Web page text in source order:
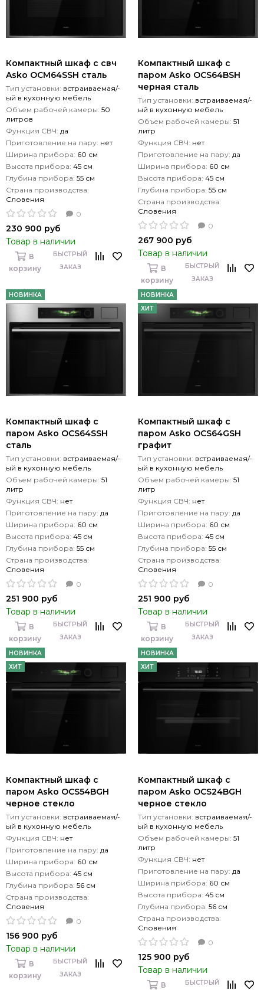
Компактный шкаф с свч
Asko OCM64SSH сталь
Тип установки: встраиваемая/-
ый в кухонную мебель
Объем рабочей камеры: 50
литров
Функция СВЧ: да
Приготовление на пару: нет
Ширина прибора: 60 см
Высота прибора: 45 см
Глубина прибора: 55 см
Страна производства:
Словения
0
230 900 руб
Товар в наличии
В
корзину
БЫСТРЫЙ
ЗАКАЗ
Компактный шкаф с
паром Asko OCS64BSH
черная сталь
Тип установки: встраиваемая/-
ый в кухонную мебель
Объем рабочей камеры: 51
литр
Функция СВЧ: нет
Приготовление на пару: да
Ширина прибора: 60 см
Высота прибора: 45 см
Глубина прибора: 55 см
Страна производства:
Словения
0
267 900 руб
Товар в наличии
В
корзину
БЫСТРЫЙ
ЗАКАЗ
НОВИНКА
Компактный шкаф с
паром Asko OCS64SSH
сталь
Тип установки: встраиваемая/-
ый в кухонную мебель
Объем рабочей камеры: 51
литр
Функция СВЧ: нет
Приготовление на пару: да
Ширина прибора: 60 см
Высота прибора: 45 см
Глубина прибора: 55 см
Страна производства:
Словения
0
251 900 руб
Товар в наличии
В
корзину
БЫСТРЫЙ
ЗАКАЗ
НОВИНКА
ХИТ
Компактный шкаф с
паром Asko OCS64GSH
графит
Тип установки: встраиваемая/-
ый в кухонную мебель
Объем рабочей камеры: 51
литр
Функция СВЧ: нет
Приготовление на пару: да
Ширина прибора: 60 см
Высота прибора: 45 см
Глубина прибора: 55 см
Страна производства:
Словения
0
251 900 руб
Товар в наличии
В
корзину
БЫСТРЫЙ
ЗАКАЗ
НОВИНКА
ХИТ
Компактный шкаф с
паром Asko OCS54BGH
черное стекло
Тип установки: встраиваемая/-
ый в кухонную мебель
Функция СВЧ: нет
Приготовление на пару: да
Ширина прибора: 60 см
Высота прибора: 45 см
Глубина прибора: 56 см
Страна производства:
Словения
0
156 900 руб
Товар в наличии
В
корзину
БЫСТРЫЙ
ЗАКАЗ
НОВИНКА
ХИТ
Компактный шкаф с
паром Asko OCS24BGH
черное стекло
Тип установки: встраиваемая/-
ый в кухонную мебель
Объем рабочей камеры: 51
литр
Функция СВЧ: нет
Приготовление на пару: да
Ширина прибора: 60 см
Высота прибора: 45 см
Глубина прибора: 56 см
Страна производства:
Словения
0
125 900 руб
Товар в наличии
В
БЫСТРЫЙ